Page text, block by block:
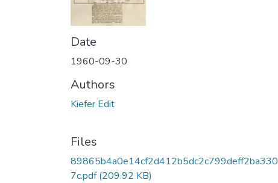
Date
1960-09-30
Authors
Kiefer Edit
Files
89865b4a0e14cf2d412b5dc2c799deff2ba330
7c.pdf(209.92 KB)